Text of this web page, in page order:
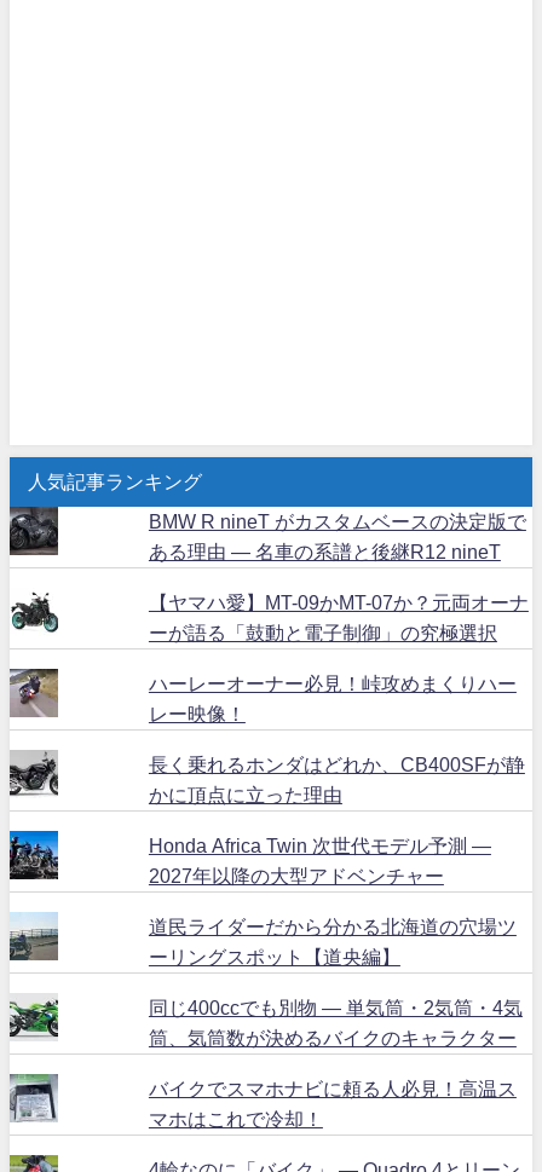
人気記事ランキング
BMW R nineT がカスタムベースの決定版で
ある理由 ― 名車の系譜と後継R12 nineT
【ヤマハ愛】MT-09かMT-07か？元両オーナ
ーが語る「鼓動と電子制御」の究極選択
ハーレーオーナー必見！峠攻めまくりハー
レー映像！
長く乗れるホンダはどれか、CB400SFが静
かに頂点に立った理由
Honda Africa Twin 次世代モデル予測 ―
2027年以降の大型アドベンチャー
道民ライダーだから分かる北海道の穴場ツ
ーリングスポット【道央編】
同じ400ccでも別物 ― 単気筒・2気筒・4気
筒、気筒数が決めるバイクのキャラクター
バイクでスマホナビに頼る人必見！高温ス
マホはこれで冷却！